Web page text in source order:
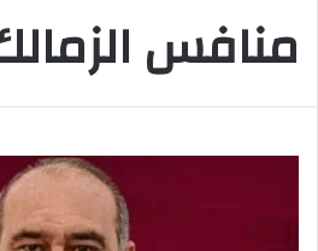
منافس